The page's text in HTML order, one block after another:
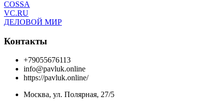
COSSA
VC.RU
ДЕЛОВОЙ МИР
Контакты
+79055676113
info@pavluk.online
https://pavluk.online/
Москва, ул. Полярная, 27/5